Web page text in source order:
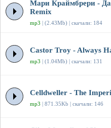
Мари Краймбрери -
Remix
mp3 | (2.43Mb) | скачали: 184
Castor Troy - Always
mp3 | (1.04Mb) | скачали: 131
Celldweller - The
mp3 | 871.35Kb | скачали: 146